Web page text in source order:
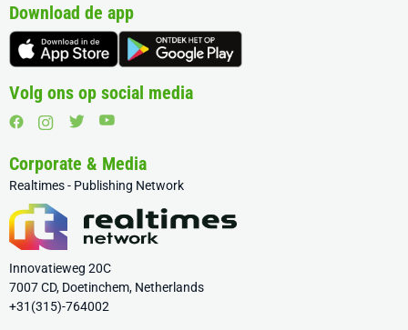
Download de app
Volg ons op social media
Corporate & Media
Realtimes - Publishing Network
Innovatieweg 20C
7007 CD, Doetinchem, Netherlands
+31(315)-764002